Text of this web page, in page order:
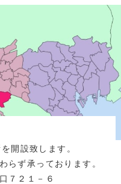
開設致します。
らず承っております。
７２１－６